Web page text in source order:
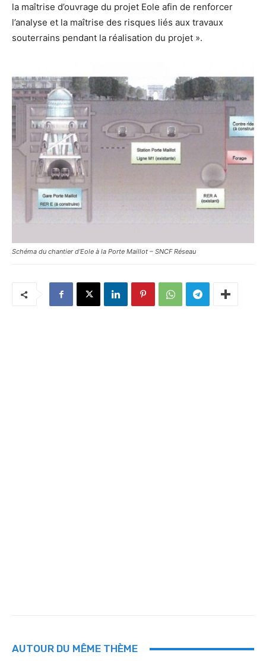
la maîtrise d’ouvrage du projet Eole afin de renforcer
l’analyse et la maîtrise des risques liés aux travaux
souterrains pendant la réalisation du projet ».
Schéma du chantier d’Eole à la Porte Maillot – SNCF Réseau
AUTOUR DU MÊME THÈME